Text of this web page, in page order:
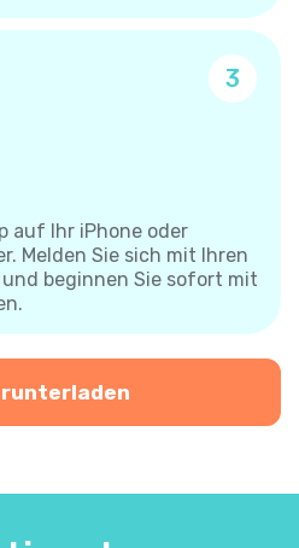
3
auf Ihr iPhone oder
Melden Sie sich mit Ihren
beginnen Sie sofort mit